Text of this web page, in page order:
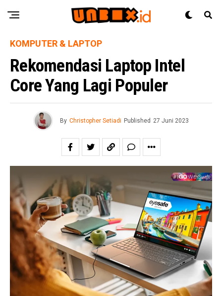
KOMPUTER & LAPTOP
Rekomendasi Laptop Intel
Core Yang Lagi Populer
By Christopher Setiadi Published 27 Juni 2023